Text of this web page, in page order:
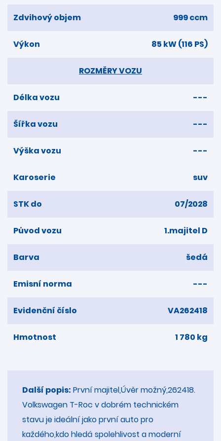
Zdvihový objem 999 ccm
Výkon 85 kW (116 PS)
ROZMĚRY VOZU
Délka vozu ---
Šířka vozu ---
Výška vozu ---
Karoserie suv
STK do 07/2028
Původ vozu 1.majitel D
Barva šedá
Emisní norma ---
Evidenční číslo VA262418
Hmotnost 1 780 kg
Další popis: První majitel,Úvěr možný,262418.
Volkswagen T-Roc v dobrém technickém
stavu je ideální jako první auto pro
každého,kdo hledá spolehlivost a moderní